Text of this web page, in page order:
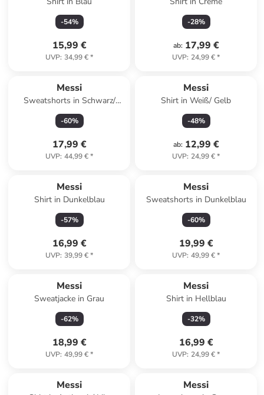
-54%
15,99 €
UVP: 34,99 €*
-28%
ab: 17,99 €
UVP: 24,99 €*
Messi
Sweatshorts in Schwarz/
Weiß
-60%
17,99 €
UVP: 44,99 €*
Messi
Shirt in Weiß/ Gelb
-48%
ab: 12,99 €
UVP: 24,99 €*
Messi
Shirt in Dunkelblau
-57%
16,99 €
UVP: 39,99 €*
Messi
Sweatshorts in Dunkelblau
-60%
19,99 €
UVP: 49,99 €*
Messi
Sweatjacke in Grau
-62%
18,99 €
UVP: 49,99 €*
Messi
Shirt in Hellblau
-32%
16,99 €
UVP: 24,99 €*
Messi Messi